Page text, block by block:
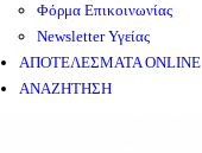
Φόρμα Επικοινωνίας
Newsletter Υγείας
ΑΠΟΤΕΛΕΣΜΑΤΑ ONLINE
ΑΝΑΖΗΤΗΣΗ